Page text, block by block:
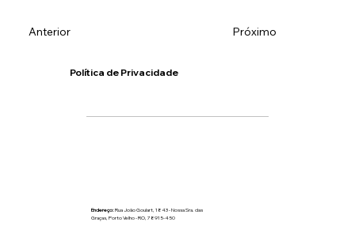
Anterior Próximo
Política de Privacidade
Endereço:Rua João Goulart, 1843 - Nossa Sra. das
Graças, Porto Velho - RO, 78915-450